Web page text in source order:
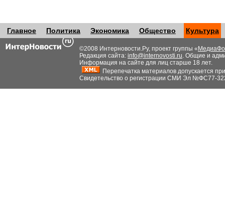
Главное Политика Экономика Общество Культура
©2008 Интерновости.Ру, проект группы «
Редакция сайта: info@internovosti.ru. Общие и
Информация на сайте для лиц старше 18 лет.
Перепечатка материалов допускается
Свидетельство о регистрации СМИ Эл №ФС77-